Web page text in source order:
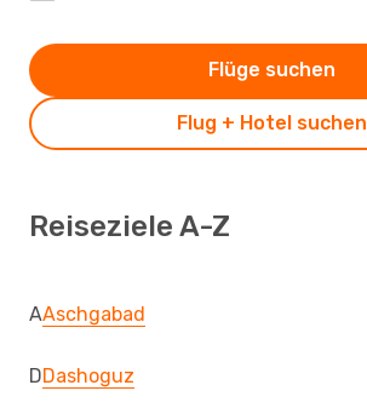
Flug + Hotel suchen
Flüge suchen
Reiseziele A-Z
AAschgabad
DDashoguz